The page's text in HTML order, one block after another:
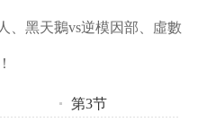
、黑天鵝vs逆模因部、虛數
第3节